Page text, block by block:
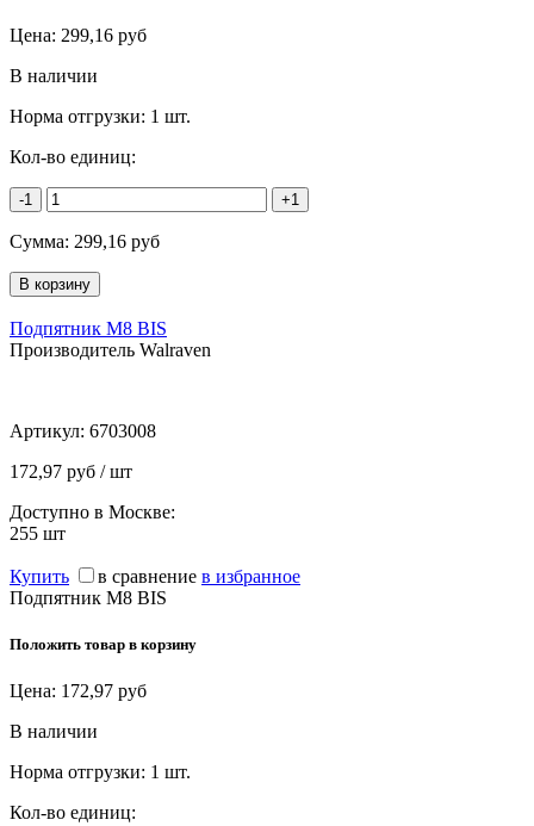
Цена: 299,16 руб
В наличии
Норма отгрузки: 1 шт.
Кол-во единиц:
-1 +1
Сумма: 299,16 руб
Подпятник M8 BIS
Производитель Walraven
Артикул: 6703008
172,97 руб / шт
Доступно в Москве:
255 шт
Купить в сравнение в избранное
Подпятник M8 BIS
Положить товар в корзину
Цена: 172,97 руб
В наличии
Норма отгрузки: 1 шт.
Кол-во единиц: